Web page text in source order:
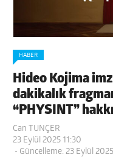
HABER
Hideo Kojima
dakikalık
“PHYSINT”
Can TUNÇER
23 Eylül 2025 11:30
- Güncelleme: 23 Eylül